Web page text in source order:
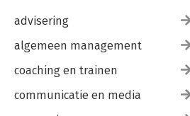
advisering
algemeen management
coaching en trainen
communicatie en media